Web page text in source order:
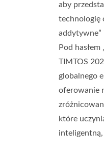
aby
technologię
addytywne”
Pod
TIMTOS
globalnego
oferowanie
które